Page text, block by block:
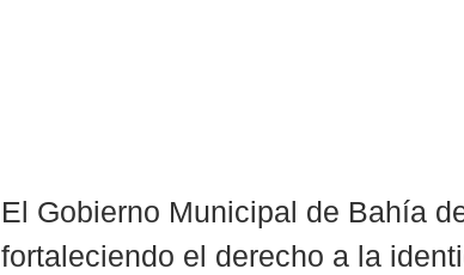
El Gobierno Municipal de Bahía
fortaleciendo el derecho a la